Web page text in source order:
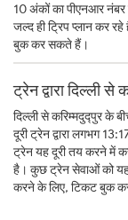
10 अंकों का पीएनआर
जल्द ही ट्रिप प्लान कर
बुक कर सकते हैं।
ट्रेन द्वारा दिल्ली से
दिल्ली से करिम्मदुद्पुर के
दूरी ट्रेन द्वारा लगभग
ट्रेन यह दूरी तय करने में
है। कुछ ट्रेन सेवाओं को
करने के लिए, टिकट बुक